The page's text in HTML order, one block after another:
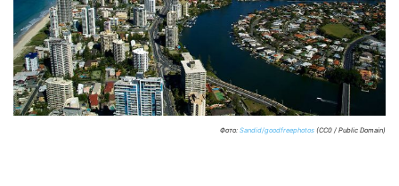
Фото: Sandid/goodfreephotos (CC0 / Public Domain)